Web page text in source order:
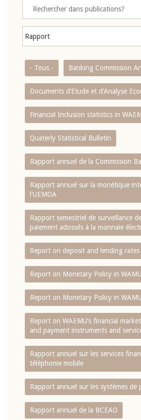
- Tous - Banking Commission
Documents d’Etude et d’Analyse
Financial Inclusion statistics in
Quaterly Statistical Bulletin
Rapport annuel de la Commission
Rapport annuel sur la monétique
l'UEMOA
Rapport semestriel de surveillance
paiement adossés à la monnaie
Report on deposit and lending rates
Report on Monetary Policy in WAMU
Report on Monetary Policy in WAMU
Report on WAEMU’s financial
and payment instruments and
Rapport annuel sur les services
téléphonie mobile
Rapport annuel sur les systèmes de
Rapport annuel de la BCEAO